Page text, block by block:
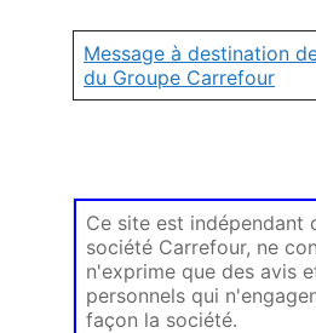
Message à destination
du Groupe Carrefour
Ce site est indépendant
société Carrefour, ne
n'exprime que des avis
personnels qui
façon la société.